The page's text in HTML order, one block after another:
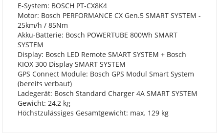
E-System: BOSCH PT-CX8K4
Motor: Bosch PERFORMANCE CX Gen.5 SMART SYSTEM -
25km/h / 85Nm
Akku-Batterie: Bosch POWERTUBE 800Wh SMART
SYSTEM
Display: Bosch LED Remote SMART SYSTEM + Bosch
KIOX 300 Display SMART SYSTEM
GPS Connect Module: Bosch GPS Modul Smart System
(bereits verbaut)
Ladegerät: Bosch Standard Charger 4A SMART SYSTEM
Gewicht: 24,2 kg
Höchstzulässiges Gesamtgewicht: max. 129 kg